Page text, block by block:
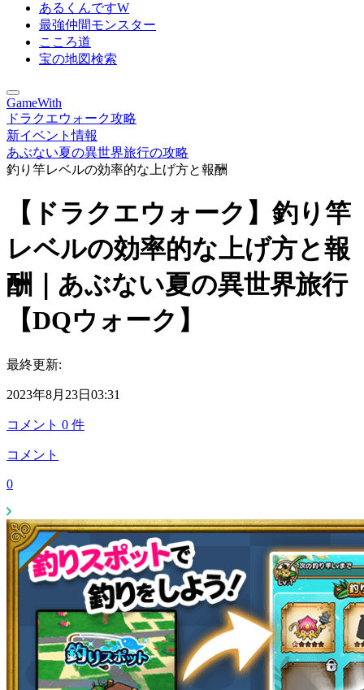
あるくんですW
最強仲間モンスター
こころ道
宝の地図検索
GameWith
ドラクエウォーク攻略
新イベント情報
あぶない夏の異世界旅行の攻略
釣り竿レベルの効率的な上げ方と報酬
【ドラクエウォーク】釣り竿
レベルの効率的な上げ方と報
酬｜あぶない夏の異世界旅行
【DQウォーク】
最終更新:
2023年8月23日03:31
コメント 0 件
コメント
0